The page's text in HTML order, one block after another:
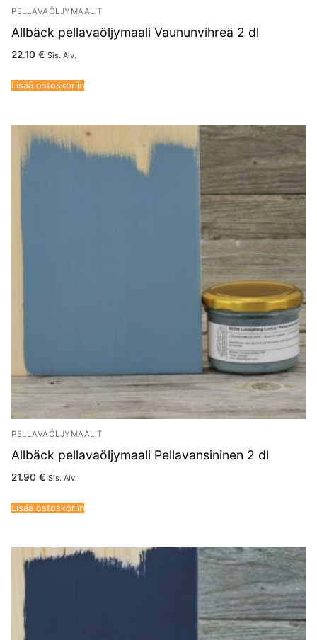
PELLAVAÖLJYMAALIT
Allbäck pellavaöljymaali Vaununvihreä 2 dl
22.10 € Sis. Alv.
Lisää ostoskoriin
PELLAVAÖLJYMAALIT
Allbäck pellavaöljymaali Pellavansininen 2 dl
21.90 € Sis. Alv.
Lisää ostoskoriin